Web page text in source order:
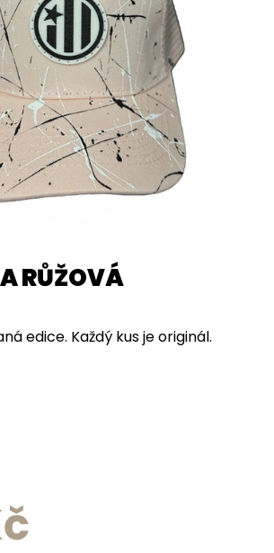
RŮŽOVÁ
edice. Každý kus je originál.